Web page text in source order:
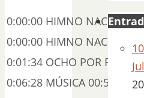
0:00:00 HIMNO NACIONAL
0:00:00 HIMNO NACIONAL
0:01:34 OCHO POR RADIO
0:06:28 MÚSICA 00:54:08